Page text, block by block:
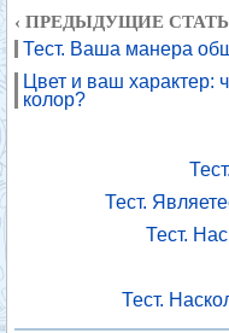
‹ ПРЕДЫДУЩИЕ
Тест. Ваша манера
Цвет и ваш характер:
колор?
Тест.
Тест.
Тест.